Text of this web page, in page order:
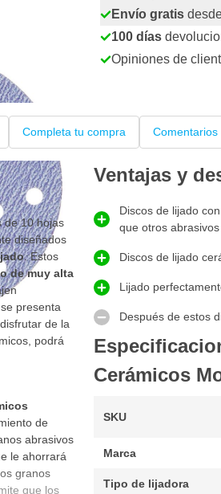
Envío gratis
100 días
Opiniones de
Completa tu compra
de 10 hojas
diseñados
. Estos
de muy alta
presenta
de la
podrá
de
abrasivos
le ahorrará
granos
que los
Ventajas y
Discos de lijado
que otros abrasivos
Discos de lijado
Lijado
Después de estos
Cerámicos
SKU
Marca
Tipo de lijadora